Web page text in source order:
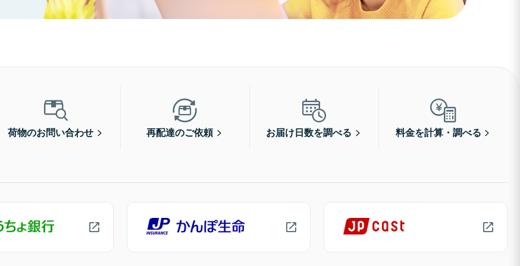
荷物のお問い合わせ 再配達のご依頼 お届け日数を調べる 料金を計算・調べる